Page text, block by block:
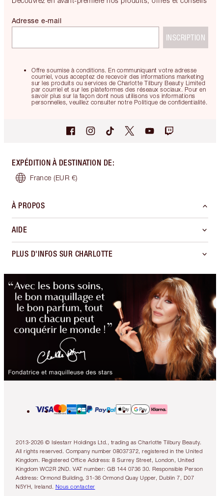
Offre soumise à conditions. En communiquant votre adresse
courriel, vous acceptez de recevoir des informations marketing
sur les produits ou services de Charlotte Tilbury Beauty Limited
par courriel et sur les plateformes des réseaux sociaux. Pour en
savoir plus sur la façon dont nous utilisons vos informations
personnelles, veuillez consulter notre Politique de confidentialité.
Adresse e-mail
INSCRIPTION
EXPÉDITION À DESTINATION DE:
France (EUR €)
À PROPOS
AIDE
PLUS D'INFOS SUR CHARLOTTE
2013-2026 © Islestarr Holdings Ltd., trading as Charlotte Tilbury Beauty.
All rights reserved. Company number 08037372, registered in the United
Kingdom. Registered Office Address: 8 Surrey Street, London, United
Kingdom WC2R 2ND. VAT number: GB 144 0736 30. Responsible Person
Address: Ormond Building, 31-36 Ormond Quay Upper, Dublin 7, D07
N5YH, Ireland.
Nous contacter